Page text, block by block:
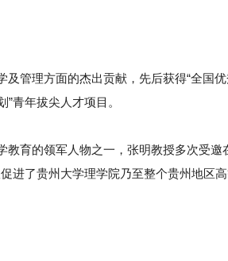
管理方面的杰出贡献，先后获得“全国优
青年拔尖人才项目。
育的领军人物之一，张明教授多次受邀
进了贵州大学理学院乃至整个贵州地区